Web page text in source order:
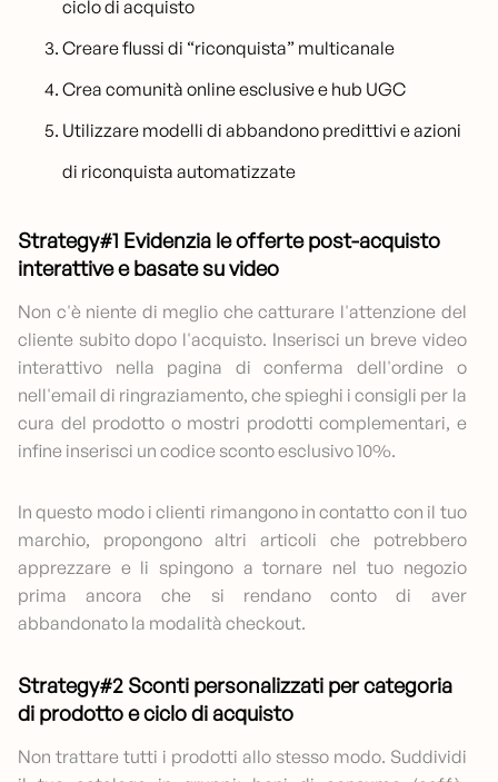
ciclo di acquisto
Creare flussi di “riconquista” multicanale
Crea comunità online esclusive e hub UGC
Utilizzare modelli di abbandono predittivi e azioni
di riconquista automatizzate
Strategy#1 Evidenzia le offerte post-acquisto
interattive e basate su video
Non c'è niente di meglio che catturare l'attenzione del
cliente subito dopo l'acquisto. Inserisci un breve video
interattivo nella pagina di conferma dell'ordine o
nell'email di ringraziamento, che spieghi i consigli per la
cura del prodotto o mostri prodotti complementari, e
infine inserisci un codice sconto esclusivo 10%.
In questo modo i clienti rimangono in contatto con il tuo
marchio, propongono altri articoli che potrebbero
apprezzare e li spingono a tornare nel tuo negozio
prima ancora che si rendano conto di aver
abbandonato la modalità checkout.
Strategy#2 Sconti personalizzati per categoria
di prodotto e ciclo di acquisto
Non trattare tutti i prodotti allo stesso modo. Suddividi